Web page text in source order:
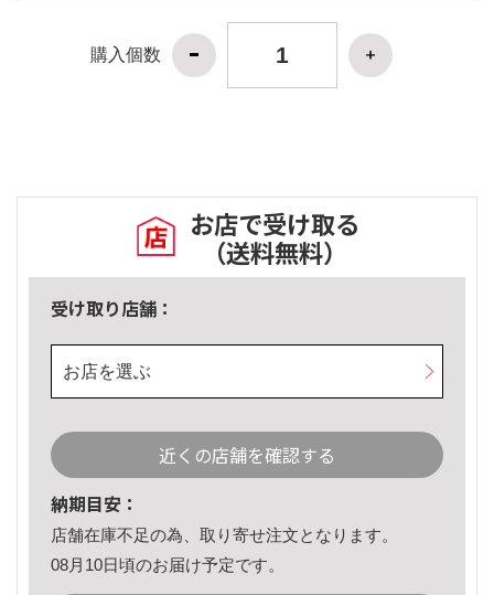
購入個数
お店で受け取る
（送料無料）
受け取り店舗：
お店を選ぶ
近くの店舗を確認する
納期目安：
店舗在庫不足の為、取り寄せ注文となります。
08月10日頃のお届け予定です。